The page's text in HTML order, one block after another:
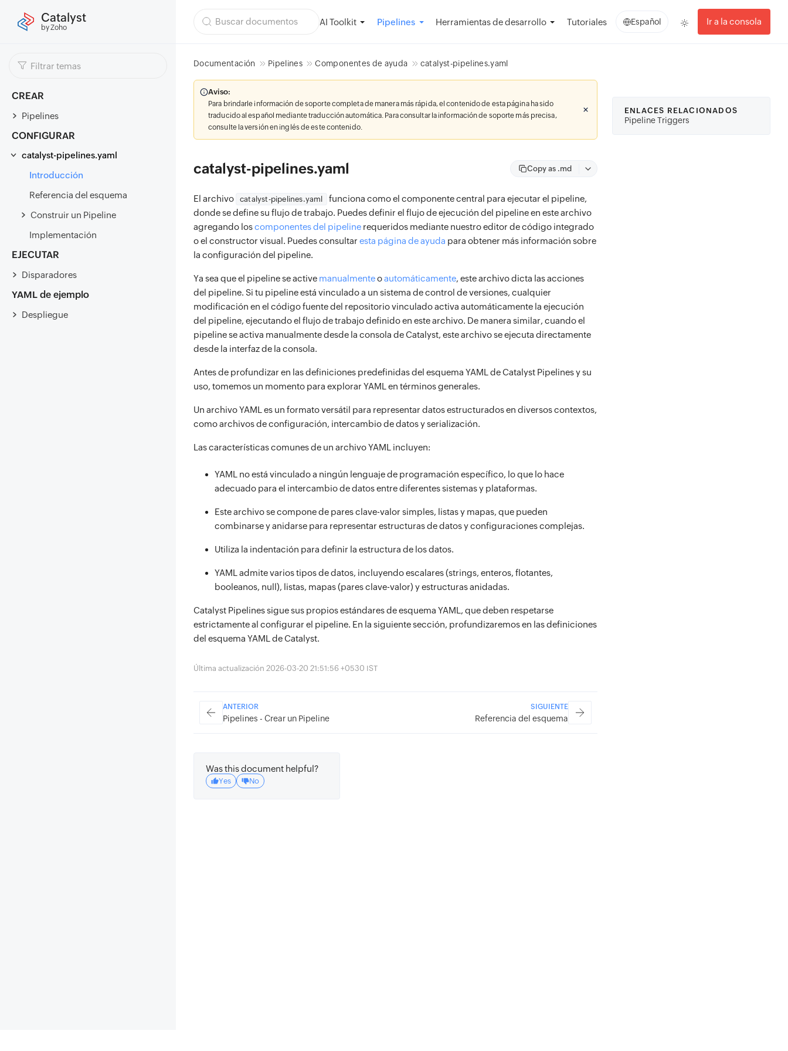
Catalyst
by Zoho
AI Toolkit Pipelines Herramientas de desarrollo Tutoriales Español Ir a la consola
CREAR
Pipelines
CONFIGURAR
catalyst-pipelines.yaml
Introducción
Referencia del esquema
Construir un Pipeline
Implementación
EJECUTAR
Disparadores
YAML de ejemplo
Despliegue
Documentación Pipelines Componentes de ayuda catalyst-pipelines.yaml
Aviso:
Para brindarle información de soporte completa de manera más rápida, el contenido de esta página ha sido
traducido al español mediante traducción automática. Para consultar la información de soporte más precisa,
consulte la versión en inglés de este contenido.
catalyst-pipelines.yaml Copy as .md
El archivo catalyst-pipelines.yaml
funciona como el componente central para ejecutar el pipeline,
donde se define su flujo de trabajo. Puedes definir el flujo de ejecución del pipeline en este archivo
agregando loscomponentes del pipeline requeridos mediante nuestro editor de código integrado
o el constructor visual. Puedes consultar esta página de ayuda para obtener más información sobre
la configuración del pipeline.
Ya sea que el pipeline se active manualmenteoautomáticamente, este archivo dicta las acciones
del pipeline. Si tu pipeline está vinculado a un sistema de control de versiones, cualquier
modificación en el código fuente del repositorio vinculado activa automáticamente la ejecución
del pipeline, ejecutando el flujo de trabajo definido en este archivo. De manera similar, cuando el
pipeline se activa manualmente desde la consola de Catalyst, este archivo se ejecuta directamente
desde la interfaz de la consola.
Antes de profundizar en las definiciones predefinidas del esquema YAML de Catalyst Pipelines y su
uso, tomemos un momento para explorar YAML en términos generales.
Un archivo YAML es un formato versátil para representar datos estructurados en diversos contextos,
como archivos de configuración, intercambio de datos y serialización.
Las características comunes de un archivo YAML incluyen:
YAML no está vinculado a ningún lenguaje de programación específico, lo que lo hace
adecuado para el intercambio de datos entre diferentes sistemas y plataformas.
Este archivo se compone de pares clave-valor simples, listas y mapas, que pueden
combinarse y anidarse para representar estructuras de datos y configuraciones complejas.
Utiliza la indentación para definir la estructura de los datos.
YAML admite varios tipos de datos, incluyendo escalares (strings, enteros, flotantes,
booleanos, null), listas, mapas (pares clave-valor) y estructuras anidadas.
Catalyst Pipelines sigue sus propios estándares de esquema YAML, que deben respetarse
estrictamente al configurar el pipeline. En la siguiente sección, profundizaremos en las definiciones
del esquema YAML de Catalyst.
Última actualización 2026-03-20 21:51:56 +0530 IST
ANTERIOR
Pipelines - Crear un Pipeline
SIGUIENTE
Referencia del esquema
Was this document helpful?
Yes No
ENLACES RELACIONADOS
Pipeline Triggers